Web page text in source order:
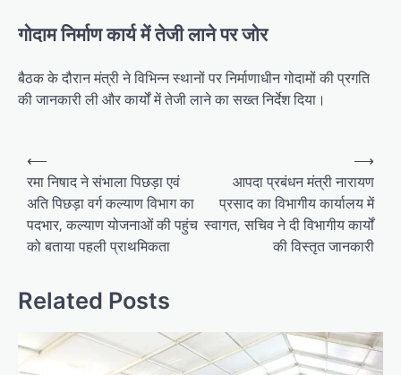
गोदाम निर्माण कार्य में तेजी लाने पर जोर
बैठक के दौरान मंत्री ने विभिन्न स्थानों पर निर्माणाधीन गोदामों की प्रगति
की जानकारी ली और कार्यों में तेजी लाने का सख्त निर्देश दिया।
Post
navigation
⟵
रमा निषाद ने संभाला पिछड़ा एवं
अति पिछड़ा वर्ग कल्याण विभाग का
पदभार, कल्याण योजनाओं की पहुंच
को बताया पहली प्राथमिकता
आपदा प्रबंधन मंत्री नारायण
प्रसाद का विभागीय कार्यालय में
स्वागत, सचिव ने दी विभागीय कार्यों
की विस्तृत जानकारी
⟶
Related Posts